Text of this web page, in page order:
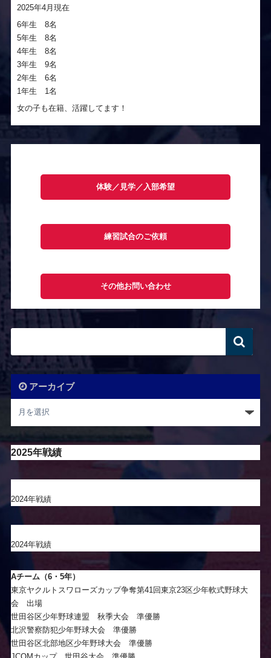
2025年4月現在
6年生 8名
5年生 8名
4年生 8名
3年生 9名
2年生 6名
1年生 1名
女の子も在籍、活躍してます！
体験／見学／入部希望
練習試合のご依頼
その他お問い合わせ
アーカイブ
2025年戦績
2024年戦績
2024年戦績
Aチーム（6・5年）
東京ヤクルトスワローズカップ争奪第41回東京23区少年軟式野球大
会 出場
世田谷区少年野球連盟 秋季大会 準優勝
北沢警察防犯少年野球大会 準優勝
世田谷区北部地区少年野球大会 準優勝